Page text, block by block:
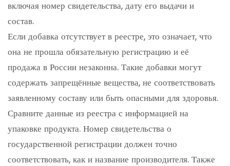
включая номер свидетельства, дату его выдачи и
состав.
Если добавка отсутствует в реестре, это означает, что
она не прошла обязательную регистрацию и её
продажа в России незаконна. Такие добавки могут
содержать запрещённые вещества, не соответствовать
заявленному составу или быть опасными для здоровья.
Сравните данные из реестра с информацией на
упаковке продукта. Номер свидетельства о
государственной регистрации должен точно
соответствовать, как и название производителя. Также